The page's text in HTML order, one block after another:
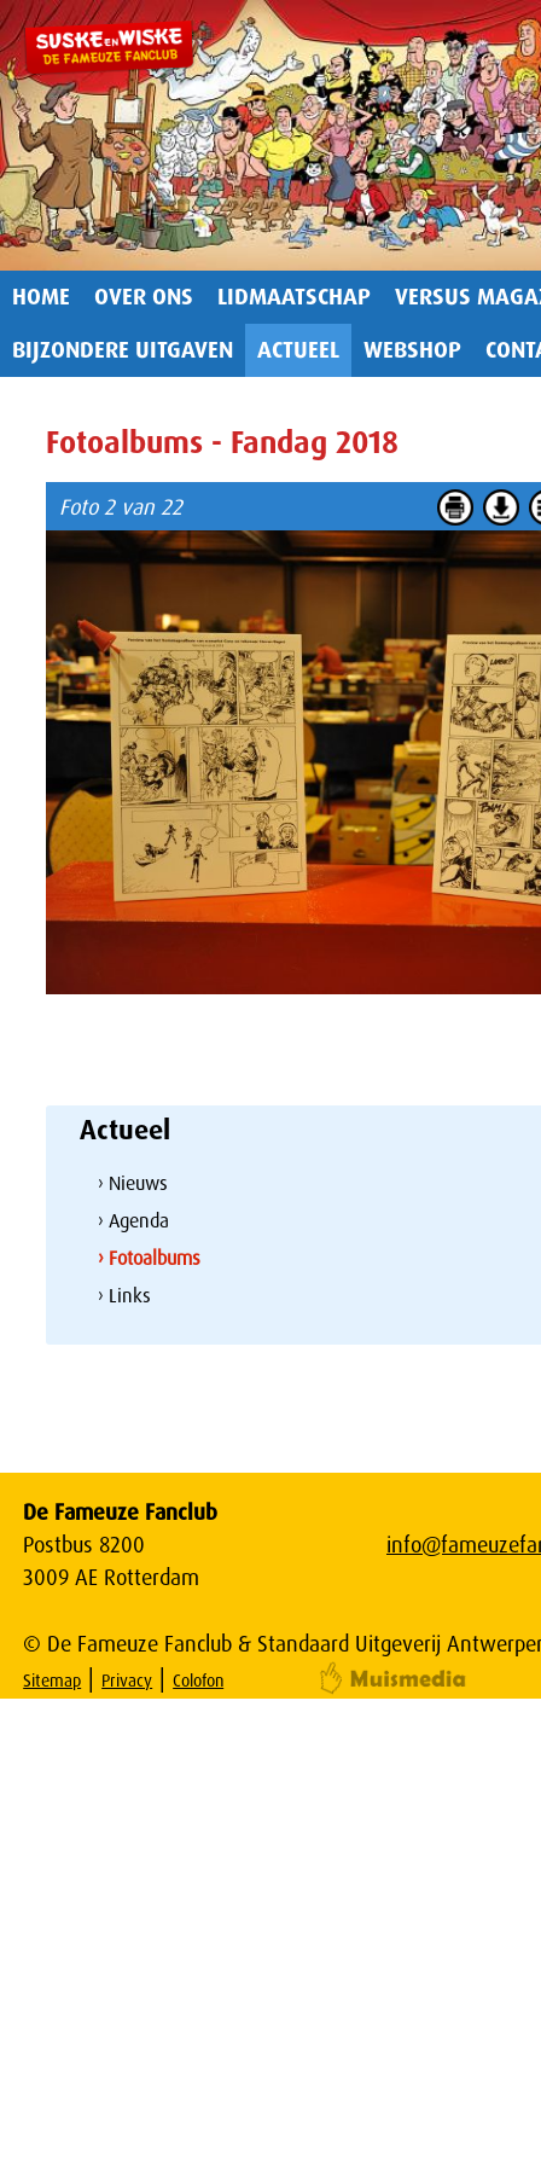
HOME OVER ONS LIDMAATSCHAP
VERSUS
BIJZONDERE UITGAVEN
ACTUEEL WEBSHOP
Fotoalbums - Fandag 2018
Foto 2 van 22
Actueel
› Nieuws
› Agenda
› Fotoalbums
› Links
De Fameuze Fanclub
Postbus 8200
3009 AE Rotterdam
© De Fameuze Fanclub & Standaard Uitgeverij
Sitemap | Privacy |Colofon